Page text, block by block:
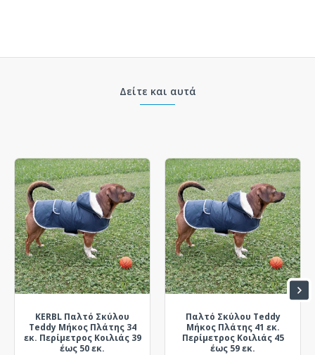
Δείτε και αυτά
KERBL Παλτό Σκύλου
Teddy Μήκος Πλάτης 34
εκ. Περίμετρος Κοιλιάς 39
έως 50 εκ.
Παλτό Σκύλου Teddy
Μήκος Πλάτης 41 εκ.
Περίμετρος Κοιλιάς 45
έως 59 εκ.